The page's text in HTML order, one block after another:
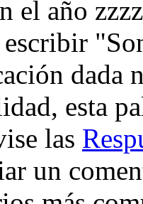
el año
dada
esta
las
un